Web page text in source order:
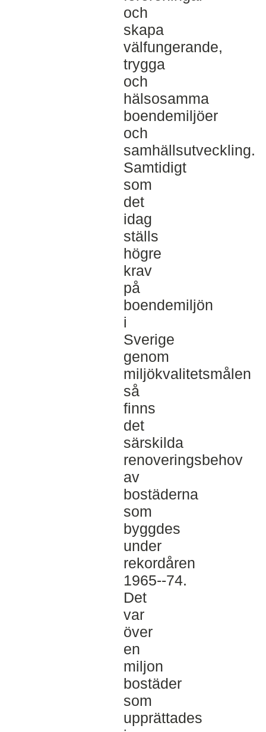
och
skapa
välfungerande,
trygga
och
hälsosamma
boendemiljöer
och
samhällsutveckling.
Samtidigt
som
det
idag
ställs
högre
krav
på
boendemiljön
i
Sverige
genom
miljökvalitetsmålen
så
finns
det
särskilda
renoveringsbehov
av
bostäderna
som
byggdes
under
rekordåren
1965-­‐74.
Det
var
över
en
miljon
bostäder
som
upprättades